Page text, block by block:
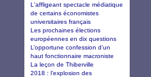
L'affligeant spectacle médiatique
de certains économistes
universitaires français
Les prochaines élections
européennes en dix questions
L’opportune confession d’un
haut fonctionnaire macroniste
La leçon de Thiberville
2018 : l’explosion des